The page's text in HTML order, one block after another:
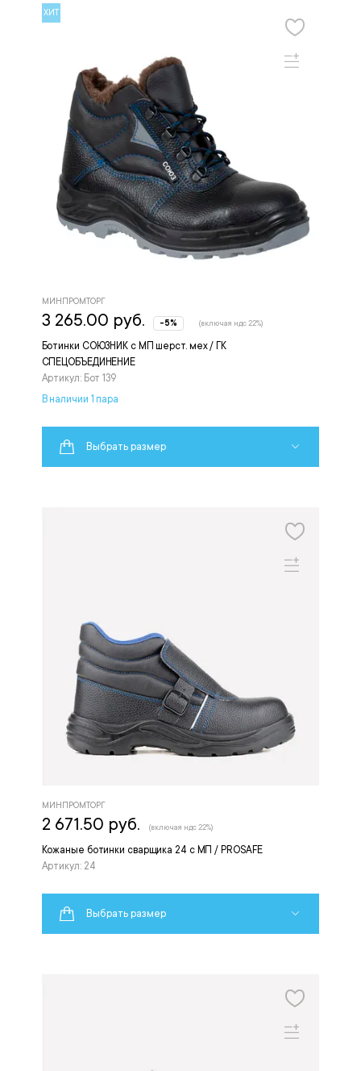
ХИТ
Ботинки СОЮЗНИК с МП шерст. мех / ГК
СПЕЦОБЪЕДИНЕНИЕ
Артикул: Бот 139
МИНПРОМТОРГ
3 265.00 руб. -5% (включая ндс 22%)
В наличии 1 пара
Выбрать размер
Кожаные ботинки сварщика 24 с МП / PROSAFE
Артикул: 24
МИНПРОМТОРГ
2 671.50 руб. (включая ндс 22%)
Выбрать размер